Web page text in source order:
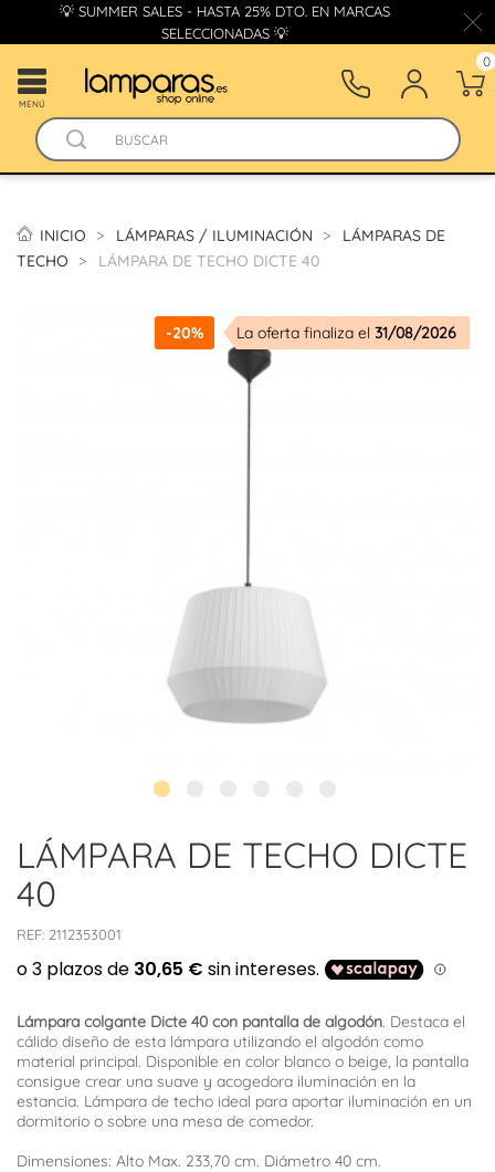
💡 SUMMER SALES - HASTA 25% DTO. EN MARCAS
SELECCIONADAS 💡
MENÚ
0
INICIO LÁMPARAS / ILUMINACIÓN
LÁMPARAS DE
TECHO
LÁMPARA DE TECHO DICTE 40
-20% La oferta finaliza el 31/08/2026
LÁMPARA DE TECHO DICTE
40
REF: 2112353001
Lámpara colgante Dicte 40 con pantalla de algodón. Destaca el
cálido diseño de esta lámpara utilizando el algodón como
material principal. Disponible en color blanco o beige, la pantalla
consigue crear una suave y acogedora iluminación en la
estancia. Lámpara de techo ideal para aportar iluminación en un
dormitorio o sobre una mesa de comedor.
Dimensiones: Alto Max. 233,70 cm. Diámetro 40 cm.